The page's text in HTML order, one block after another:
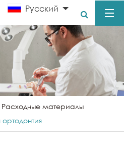
Pусский
Расходные материалы